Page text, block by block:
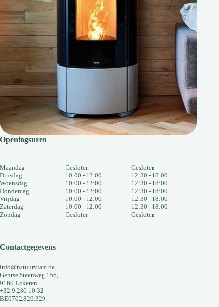
Openingsuren
Maandag
Dinsdag
Woensdag
Donderdag
Vrijdag
Zaterdag
Zondag
Gesloten
10:00 - 12:00
10:00 - 12:00
10:00 - 12:00
10:00 - 12:00
10:00 - 12:00
Gesloten
Gesloten
12:30 - 18:00
12:30 - 18:00
12:30 - 18:00
12:30 - 18:00
12:30 - 18:00
Gesloten
Contactgegevens
info@natuurvlam.be
Gentse Steenweg 156,
9160 Lokeren
+32 9 286 10 32
BE0702.820.329